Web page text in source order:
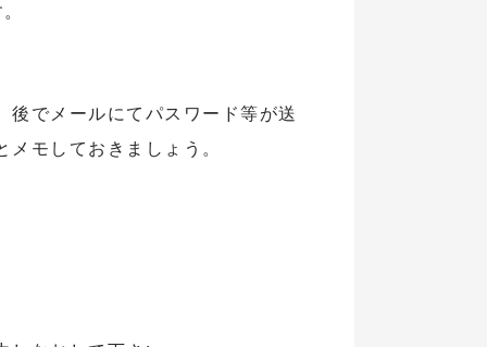
後でメールにてパスワード等が送
モしておきましょう。